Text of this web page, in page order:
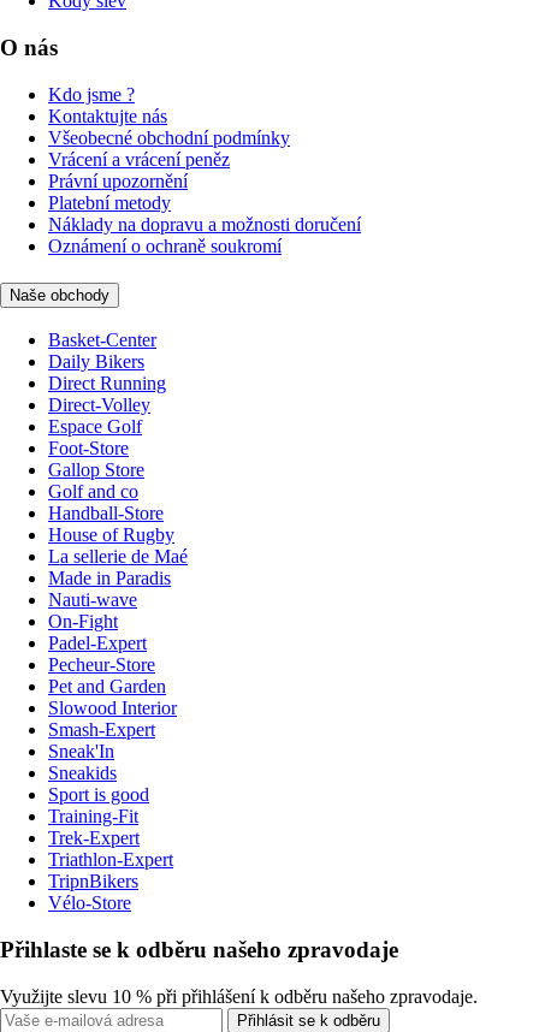
O nás
Kdo jsme ?
Kontaktujte nás
Všeobecné obchodní podmínky
Vrácení a vrácení peněz
Právní upozornění
Platební metody
Náklady na dopravu a možnosti doručení
Oznámení o ochraně soukromí
Naše obchody
Basket-Center
Daily Bikers
Direct Running
Direct-Volley
Espace Golf
Foot-Store
Gallop Store
Golf and co
Handball-Store
House of Rugby
La sellerie de Maé
Made in Paradis
Nauti-wave
On-Fight
Padel-Expert
Pecheur-Store
Pet and Garden
Slowood Interior
Smash-Expert
Sneak'In
Sneakids
Sport is good
Training-Fit
Trek-Expert
Triathlon-Expert
TripnBikers
Vélo-Store
Přihlaste se k odběru našeho zpravodaje
Využijte slevu 10 % při přihlášení k odběru našeho zpravodaje.
Přihlásit se k odběru